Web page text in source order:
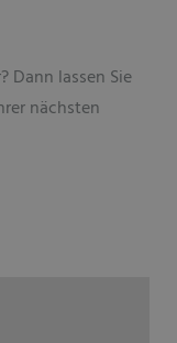
Dann lassen Sie
nächsten